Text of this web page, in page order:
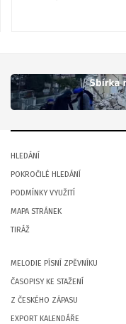
HLEDÁNÍ
POKROČILÉ HLEDÁNÍ
PODMÍNKY VYUŽITÍ
MAPA STRÁNEK
TIRÁŽ
MELODIE PÍSNÍ ZPĚVNÍKU
ČASOPISY KE STAŽENÍ
Z ČESKÉHO ZÁPASU
EXPORT KALENDÁŘE